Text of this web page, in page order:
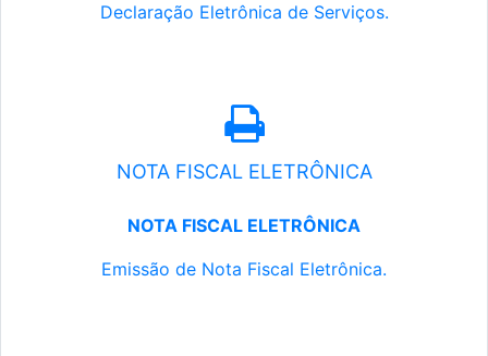
Declaração Eletrônica de Serviços.
NOTA FISCAL ELETRÔNICA
NOTA FISCAL ELETRÔNICA
Emissão de Nota Fiscal Eletrônica.